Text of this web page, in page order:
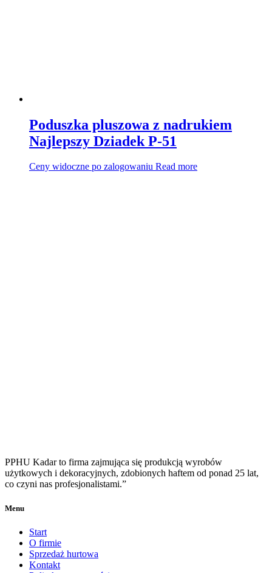
Poduszka pluszowa z nadrukiem
Najlepszy Dziadek P-51
Ceny widoczne po zalogowaniu Read more
PPHU Kadar to firma zajmująca się produkcją wyrobów
użytkowych i dekoracyjnych, zdobionych haftem od ponad 25 lat,
co czyni nas profesjonalistami.”
Menu
Start
O firmie
Sprzedaż hurtowa
Kontakt